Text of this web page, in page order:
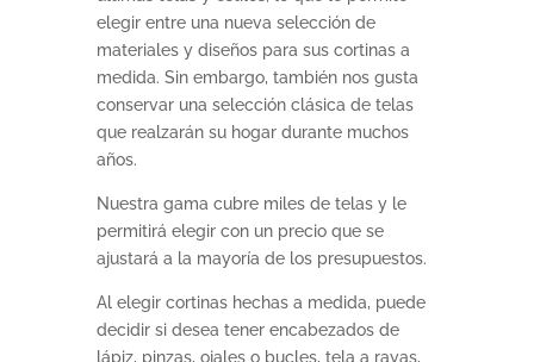
elegir entre una nueva selección de
materiales y diseños para sus cortinas a
medida. Sin embargo, también nos gusta
conservar una selección clásica de telas
que realzarán su hogar durante muchos
años.
Nuestra gama cubre miles de telas y le
permitirá elegir con un precio que se
ajustará a la mayoría de los presupuestos.
Al elegir cortinas hechas a medida, puede
decidir si desea tener encabezados de
lápiz, pinzas, ojales o bucles, tela a rayas,